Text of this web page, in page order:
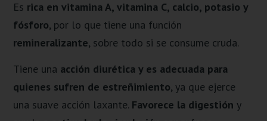
Es rica en vitamina A, vitamina C, calcio, potasio y
fósforo, por lo que tiene una función
remineralizante, sobre todo si se consume cruda.
Tiene una acción diurética y es adecuada para
quienes sufren de estreñimiento, ya que ejerce
una suave acción laxante. Favorece la digestión y